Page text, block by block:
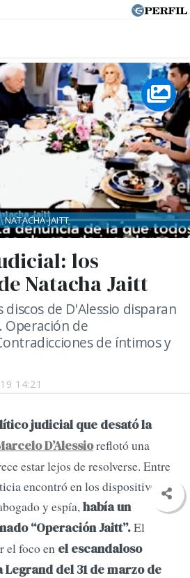
14:21
los
Natacha Jaitt
discos de D'Alessio disparan
Operación de
de íntimos y
NATACHA-JAITT
judicial que desató la
D’Alessioreflotó una
estar lejos de resolverse. Entre
encontró en los dispositivos
y espía,había un
“Operación Jaitt”.El
el foco en el escandaloso
del 31 de marzo de